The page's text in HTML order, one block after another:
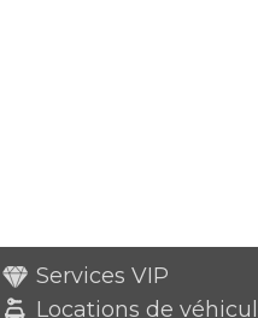
Services VIP
Locations de